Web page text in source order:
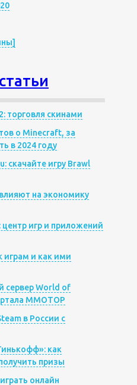
торговля скинами
о Minecraft, за
в 2024 году
скачайте игру Brawl
на экономику
центр игр и приложений
играм и как ими
сервер World of
MMOTOP
в России с
как
призы
онлайн